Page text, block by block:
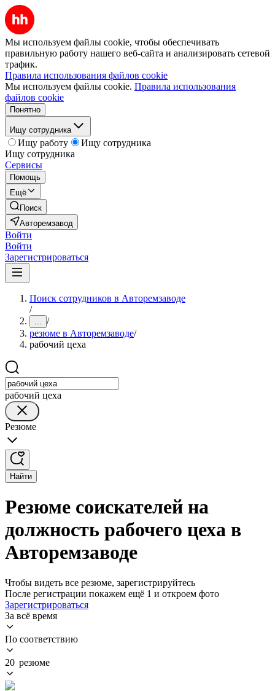
Мы используем файлы cookie, чтобы обеспечивать
правильную работу нашего веб-сайта и анализировать сетевой
трафик.
Правила использования файлов cookie
Мы используем файлы cookie. Правила использования
файлов cookie
Понятно
Ищу сотрудника
Ищу работу
Ищу сотрудника
Ищу сотрудника
Сервисы
Помощь
Ещё
Поиск
Авторемзавод
Войти
Войти
Зарегистрироваться
Поиск сотрудников в Авторемзаводе
/
... /
резюме в Авторемзаводе/
рабочий цеха
рабочий цеха
Резюме
Найти
Резюме соискателей на
должность рабочего цеха в
Авторемзаводе
Чтобы видеть все резюме, зарегистрируйтесь
После регистрации покажем ещё 1 и откроем фото
Зарегистрироваться
За всё время
По соответствию
20 резюме